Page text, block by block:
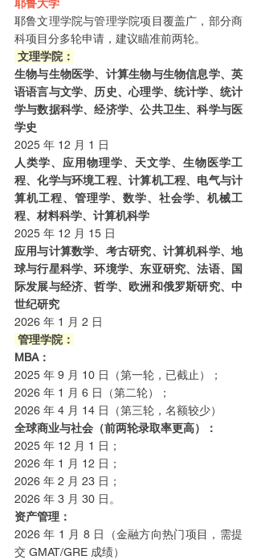
耶鲁大学
耶鲁文理学院与管理学院项目覆盖广，部分商
科项目分多轮申请，建议瞄准前两轮。
文理学院：
生物与生物医学、计算生物与生物信息学、英
语语言与文学、历史、心理学、统计学、统计
学与数据科学、经济学、公共卫生、科学与医
学史
2025 年 12 月 1 日
人类学、应用物理学、天文学、生物医学工
程、化学与环境工程、计算机工程、电气与计
算机工程、管理学、数学、社会学、机械工
程、材料科学、计算机科学
2025 年 12 月 15 日
应用与计算数学、考古研究、计算机科学、地
球与行星科学、环境学、东亚研究、法语、国
际发展与经济、哲学、欧洲和俄罗斯研究、中
世纪研究
2026 年 1 月 2 日
管理学院：
MBA：
2025 年 9 月 10 日（第一轮，已截止）；
2026 年 1 月 6 日（第二轮）；
2026 年 4 月 14 日（第三轮，名额较少）
全球商业与社会（前两轮录取率更高）：
2025 年 12 月 1 日；
2026 年 1 月 12 日；
2026 年 2 月 23 日；
2026 年 3 月 30 日。
资产管理：
2026 年 1 月 8 日（金融方向热门项目，需提
交 GMAT/GRE 成绩）